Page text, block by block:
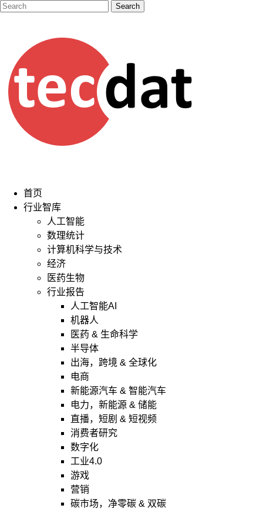
首页
行业智库
人工智能
数理统计
计算机科学与技术
经济
医药生物
行业报告
人工智能AI
机器人
医药 & 生命科学
半导体
出海，跨境 & 全球化
电商
新能源汽车 & 智能汽车
电力，新能源 & 储能
直播，短剧 & 短视频
消费者研究
数字化
工业4.0
游戏
营销
碳市场，净零碳 & 双碳